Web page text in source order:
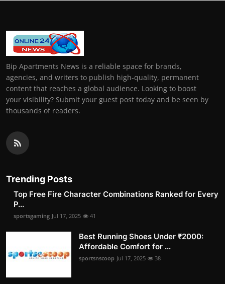
Bip Apartments News is a reliable space for brands,
agencies, and writers to publish high-quality, permanent
content that reaches a global audience. Looking to boost
your visibility? Submit your guest post today and be seen by
thousands of readers.
Trending Posts
Top Free Fire Character Combinations Ranked for Every
P...
sportsgaming Jul 17, 2025 41
Best Running Shoes Under ₹2000:
Affordable Comfort for ...
sportsnscoop Jul 17, 2025 38